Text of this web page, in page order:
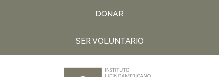
DONAR
SER VOLUNTARIO